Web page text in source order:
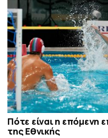
Πότε είναι η επόμενη
της Εθνικής